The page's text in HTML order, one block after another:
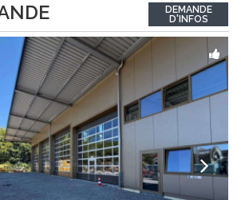
1 balcon 2 garages 1 terrain de 1'141
DEMANDE
D'INFOS